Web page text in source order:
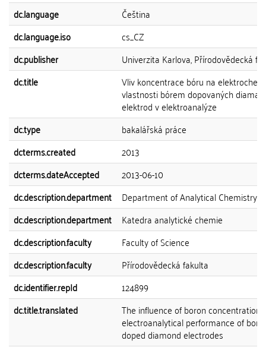
dc.language
Čeština
dc.language.iso
cs_CZ
dc.publisher
Univerzita Karlova, Přírodovědecká
dc.title
Vliv koncentrace bóru na
vlastnosti bórem dopovaných
elektrod v elektroanalýze
dc.type
bakalářská práce
dcterms.created
2013
dcterms.dateAccepted
2013-06-10
dc.description.department
Department of Analytical Chemistry
dc.description.department
Katedra analytické chemie
dc.description.faculty
Faculty of Science
dc.description.faculty
Přírodovědecká fakulta
dc.identifier.repId
124899
dc.title.translated
The influence of boron concentration
electroanalytical performance of
doped diamond electrodes